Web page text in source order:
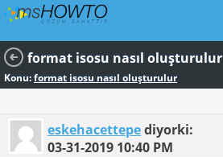
format isosu nasıl oluşturulur
Konu:format isosu nasıl oluşturulur
eskehacettepediyorki:
03-31-2019 10:40 PM